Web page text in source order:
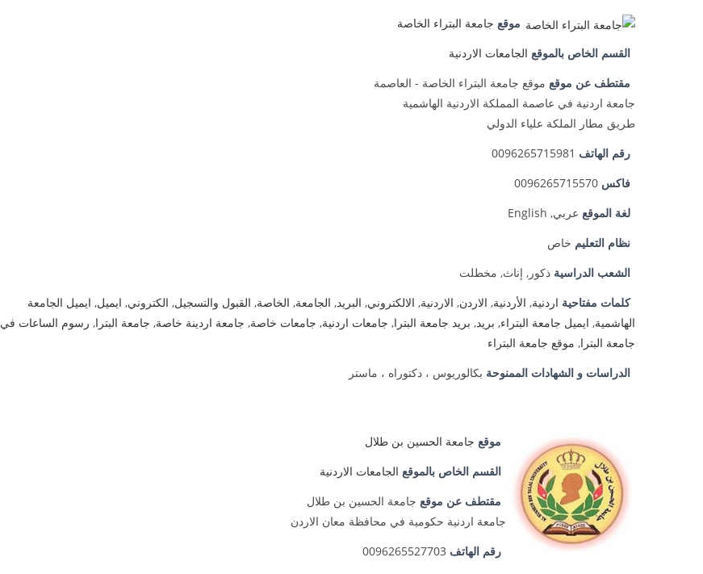
موقع جامعة البتراء الخاصة
القسم الخاص بالموقع الجامعات الاردنية
مقتطف عن موقع موقع جامعة البتراء الخاصة - العاصمة
جامعة اردنية في عاصمة المملكة الاردنية الهاشمية
طريق مطار الملكة علياء الدولي
رقم الهاتف 0096265715981
فاكس 0096265715570
لغة الموقع عربي, English
نظام التعليم خاص
الشعب الدراسية ذكور, إناث, مخطلت
كلمات مفتاحية اردنية, الأردنية, الاردن, الاردنية, الالكتروني, البريد, الجامعة, الخاصة, القبول والتسجيل, الكتروني, ايميل, ايميل الجامعة
الهاشمية, ايميل جامعة البتراء, بريد, بريد جامعة البترا, جامعات اردنية, جامعات خاصة, جامعة اردينة خاصة, جامعة البترا, رسوم الساعات في
جامعة البترا, موقع جامعة البتراء
الدراسات و الشهادات الممنوحة بكالوريوس ، دكتوراه ، ماستر
موقع جامعة الحسين بن طلال
القسم الخاص بالموقع الجامعات الاردنية
مقتطف عن موقع جامعة الحسين بن طلال
جامعة اردنية حكومية في محافظة معان الاردن
رقم الهاتف 0096265527703